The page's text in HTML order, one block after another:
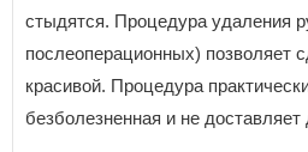
стыдятся. Процедура удаления
послеоперационных) позволяет
красивой. Процедура
безболезненная и не